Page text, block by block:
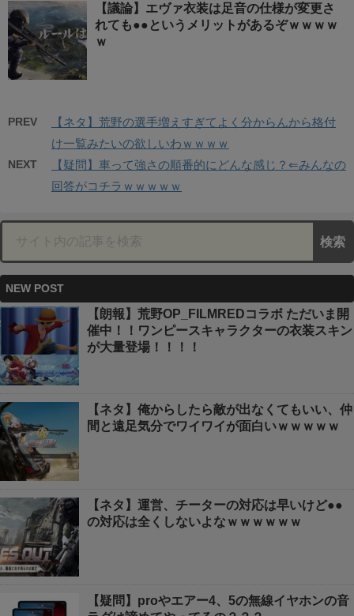
【議論】エヴァ衣装は足音の仕様が変更さ
れても●●というメリットがあるぞｗｗｗｗ
ｗ
PREV
【ネタ】荒野の選手増えすぎてよく分からんから格付
け一覧みたいの欲しいわｗｗｗｗ
NEXT
【疑問】車って強さの順番的にどんな感じ？⇐みんなの
回答がコチラｗｗｗｗｗ
NEW POST
【朗報】荒野OP_FILMREDコラボ ただいま開
催中！！ワンピースキャラクターの衣装スキン
が大量登場！！！！
【ネタ】俺からしたら敵が出なくてもいい、仲
間と遠足気分でワイワイが面白いｗｗｗｗｗ
【ネタ】運営、チーターの対応は早いけど●●
の対応は全くしないよなｗｗｗｗｗｗ
【疑問】proやエアー4、5の無線イヤホンの音